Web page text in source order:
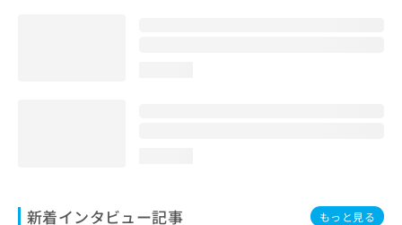
新着インタビュー記事 もっと見る